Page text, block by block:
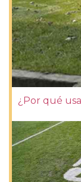
¿Por qué